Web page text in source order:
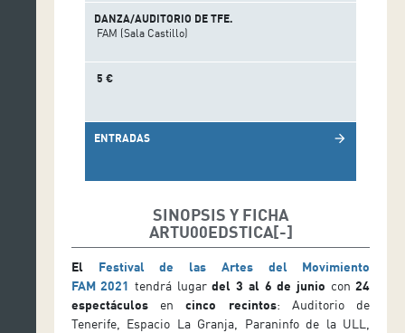
DANZA/AUDITORIO DE TFE.
FAM (Sala Castillo)
5 €
ENTRADAS arrow_forward
SINOPSIS Y FICHA
ARTU00EDSTICA
El Festival de las Artes del Movimiento
FAM2021 tendrá lugardel 3 al 6 de junio con24
espectáculosencinco recintos: Auditorio de
Tenerife, Espacio La Granja, Paraninfo de la ULL,